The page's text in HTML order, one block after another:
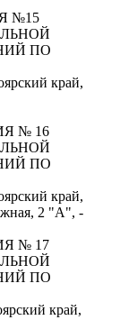
№15
ПО
край,
№ 16
ПО
край,
2 "А", -
№ 17
ПО
край,